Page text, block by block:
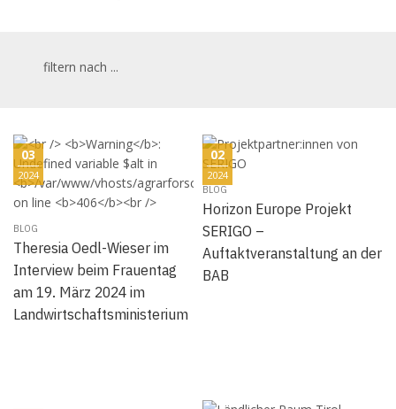
filtern nach ...
03
2024
BLOG
Theresia Oedl-Wieser im
Interview beim Frauentag
am 19. März 2024 im
Landwirtschaftsministerium
02
2024
BLOG
Horizon Europe Projekt
SERIGO –
Auftaktveranstaltung an der
BAB